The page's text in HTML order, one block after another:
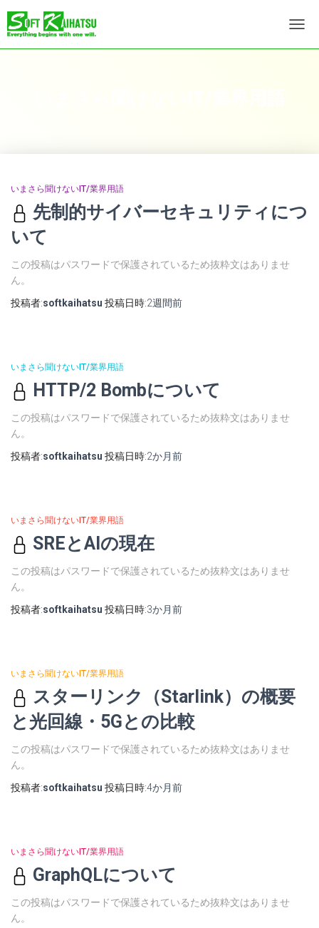
ビ
り
いまさら聞けないIT/業界用語
先制的サイバーセキュリティにつ
いて
この投稿はパスワードで保護されているため抜粋文はありませ
ん。
投稿者:softkaihatsu 投稿日時:2週間前
いまさら聞けないIT/業界用語
HTTP/2 Bombについて
この投稿はパスワードで保護されているため抜粋文はありませ
ん。
投稿者:softkaihatsu 投稿日時:2か月前
いまさら聞けないIT/業界用語
SREとAIの現在
この投稿はパスワードで保護されているため抜粋文はありませ
ん。
投稿者:softkaihatsu 投稿日時:3か月前
いまさら聞けないIT/業界用語
スターリンク（Starlink）の概要
と光回線・5Gとの比較
この投稿はパスワードで保護されているため抜粋文はありませ
ん。
投稿者:softkaihatsu 投稿日時:4か月前
いまさら聞けないIT/業界用語
GraphQLについて
この投稿はパスワードで保護されているため抜粋文はありませ
ん。